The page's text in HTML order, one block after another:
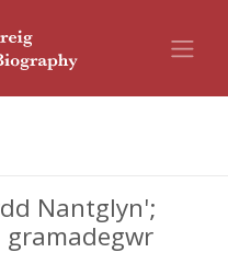
Nantglyn';
gramadegwr